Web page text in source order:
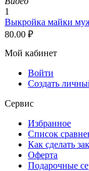
1
Выкройка майки
80.00 ₽
Мой кабинет
Войти
Создать
Сервис
Избранное
Список
Как сделать
Оферта
Подарочные